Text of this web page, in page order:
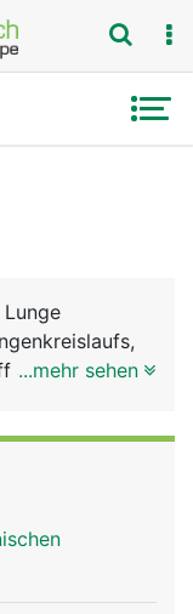
angereicherte
in die
...mehr sehen